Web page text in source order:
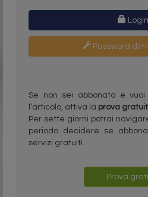
Login
Password
Se non sei abbonato e
l’articolo, attiva la prova
Per sette giorni potrai
periodo decidere se
servizi gratuiti.
Prova